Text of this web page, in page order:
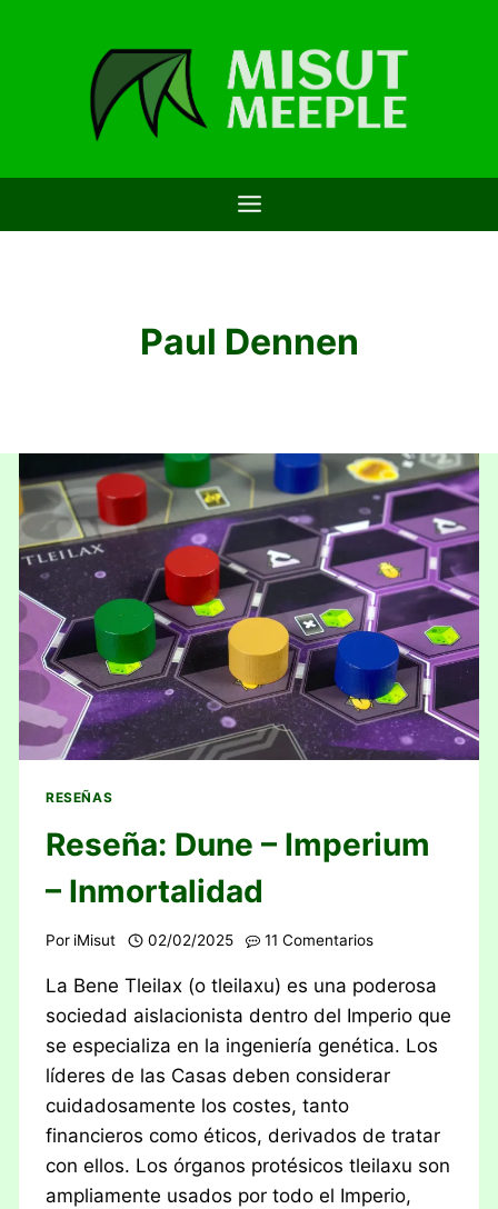
Paul Dennen
RESEÑAS
Reseña: Dune – Imperium
– Inmortalidad
Por iMisut 02/02/2025 11 Comentarios
La Bene Tleilax (o tleilaxu) es una poderosa
sociedad aislacionista dentro del Imperio que
se especializa en la ingeniería genética. Los
líderes de las Casas deben considerar
cuidadosamente los costes, tanto
financieros como éticos, derivados de tratar
con ellos. Los órganos protésicos tleilaxu son
ampliamente usados por todo el Imperio,